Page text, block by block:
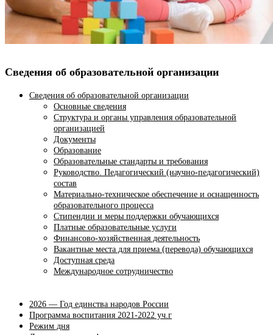
Сведения об образовательной организации
Сведения об образовательной организации
Основные сведения
Структура и органы управления образовательной
организацией
Документы
Образование
Образовательные стандарты и требования
Руководство. Педагогический (научно-педагогический)
состав
Материально-техническое обеспечение и оснащенность
образовательного процесса
Стипендии и меры поддержки обучающихся
Платные образовательные услуги
Финансово-хозяйственная деятельность
Вакантные места для приема (перевода) обучающихся
Доступная среда
Международное сотрудничество
2026 — Год единства народов России
Программа воспитания 2021-2022 уч.г
Режим дня